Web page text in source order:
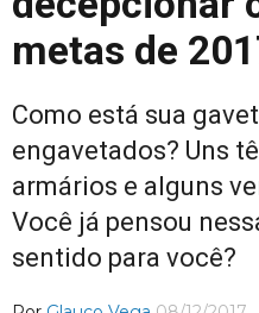
metas de
Como está sua
engavetados? Uns
armários e alguns
Você já pensou
sentido para você?